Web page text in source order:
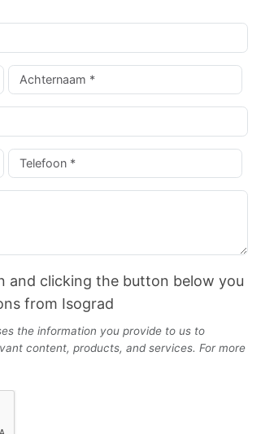
and clicking the button below you
from Isograd
the information you provide to us to
content, products, and services. For more